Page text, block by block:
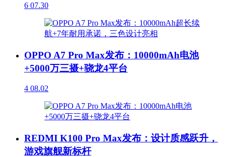
6 07.30
OPPO A7 Pro Max发布：10000mAh电池
+5000万三摄+骁龙4平台
4 08.02
REDMI K100 Pro Max发布：设计质感跃升，
游戏旗舰新标杆